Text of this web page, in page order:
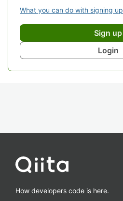
What you can do with signing up
Sign up
Login
How developers code is here.